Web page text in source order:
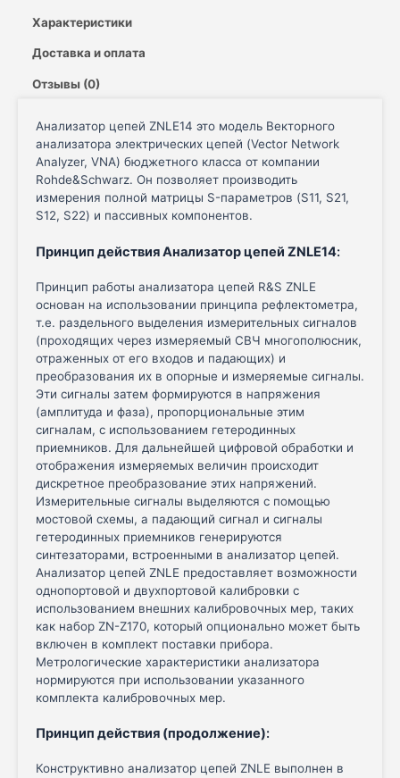
Характеристики
Доставка и оплата
Отзывы (0)
Анализатор цепей ZNLE14 это модель Векторного
анализатора электрических цепей (Vector Network
Analyzer, VNA) бюджетного класса от компании
Rohde&Schwarz. Он позволяет производить
измерения полной матрицы S-параметров (S11, S21,
S12, S22) и пассивных компонентов.
Принцип действия Анализатор цепей ZNLE14:
Принцип работы анализатора цепей R&S ZNLE
основан на использовании принципа рефлектометра,
т.е. раздельного выделения измерительных сигналов
(проходящих через измеряемый СВЧ многополюсник,
отраженных от его входов и падающих) и
преобразования их в опорные и измеряемые сигналы.
Эти сигналы затем формируются в напряжения
(амплитуда и фаза), пропорциональные этим
сигналам, с использованием гетеродинных
приемников. Для дальнейшей цифровой обработки и
отображения измеряемых величин происходит
дискретное преобразование этих напряжений.
Измерительные сигналы выделяются с помощью
мостовой схемы, а падающий сигнал и сигналы
гетеродинных приемников генерируются
синтезаторами, встроенными в анализатор цепей.
Анализатор цепей ZNLE предоставляет возможности
однопортовой и двухпортовой калибровки с
использованием внешних калибровочных мер, таких
как набор ZN-Z170, который опционально может быть
включен в комплект поставки прибора.
Метрологические характеристики анализатора
нормируются при использовании указанного
комплекта калибровочных мер.
Принцип действия (продолжение):
Конструктивно анализатор цепей ZNLE выполнен в